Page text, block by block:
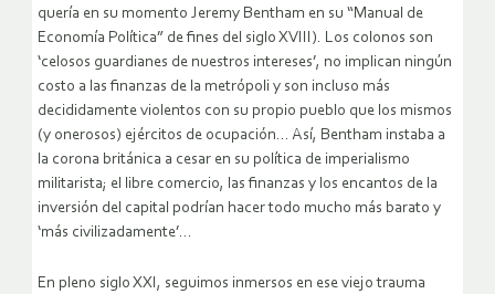
quería en su momento Jeremy Bentham en su “Manual de
Economía Política” de fines del siglo XVIII). Los colonos son
‘celosos guardianes de nuestros intereses’, no implican ningún
costo a las finanzas de la metrópoli y son incluso más
decididamente violentos con su propio pueblo que los mismos
(y onerosos) ejércitos de ocupación… Así, Bentham instaba a
la corona británica a cesar en su política de imperialismo
militarista; el libre comercio, las finanzas y los encantos de la
inversión del capital podrían hacer todo mucho más barato y
‘más civilizadamente’…
En pleno siglo XXI, seguimos inmersos en ese viejo trauma